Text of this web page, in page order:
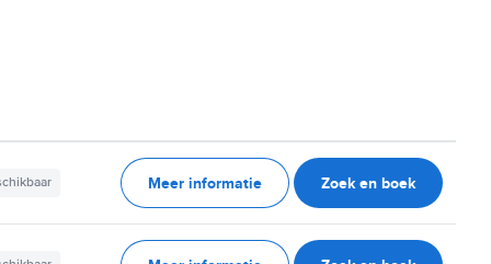
Meer informatie Zoek en boek